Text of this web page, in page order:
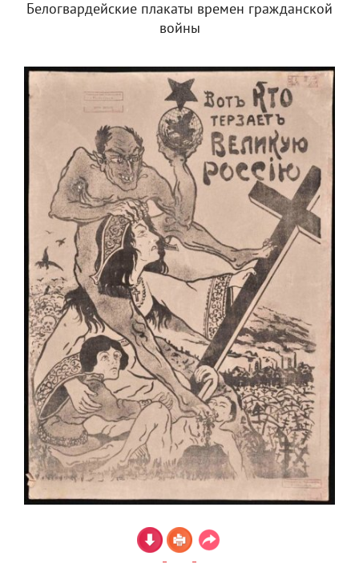
Белогвардейские плакаты времен гражданской
войны